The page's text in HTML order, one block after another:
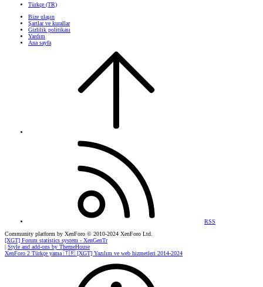
Türkçe (TR)
Bize ulaşın
Şartlar ve kurallar
Gizlilik politikası
Yardım
Ana sayfa
RSS
Community platform by XenForo © 2010-2024 XenForo Ltd.
[XGT] Forum statistics system - XenGenTr
| Style and add-ons by ThemeHouse
XenForo 2 Türkçe yama 🇹🇷 [XGT] Yazılım ve web hizmetleri 2014-2024